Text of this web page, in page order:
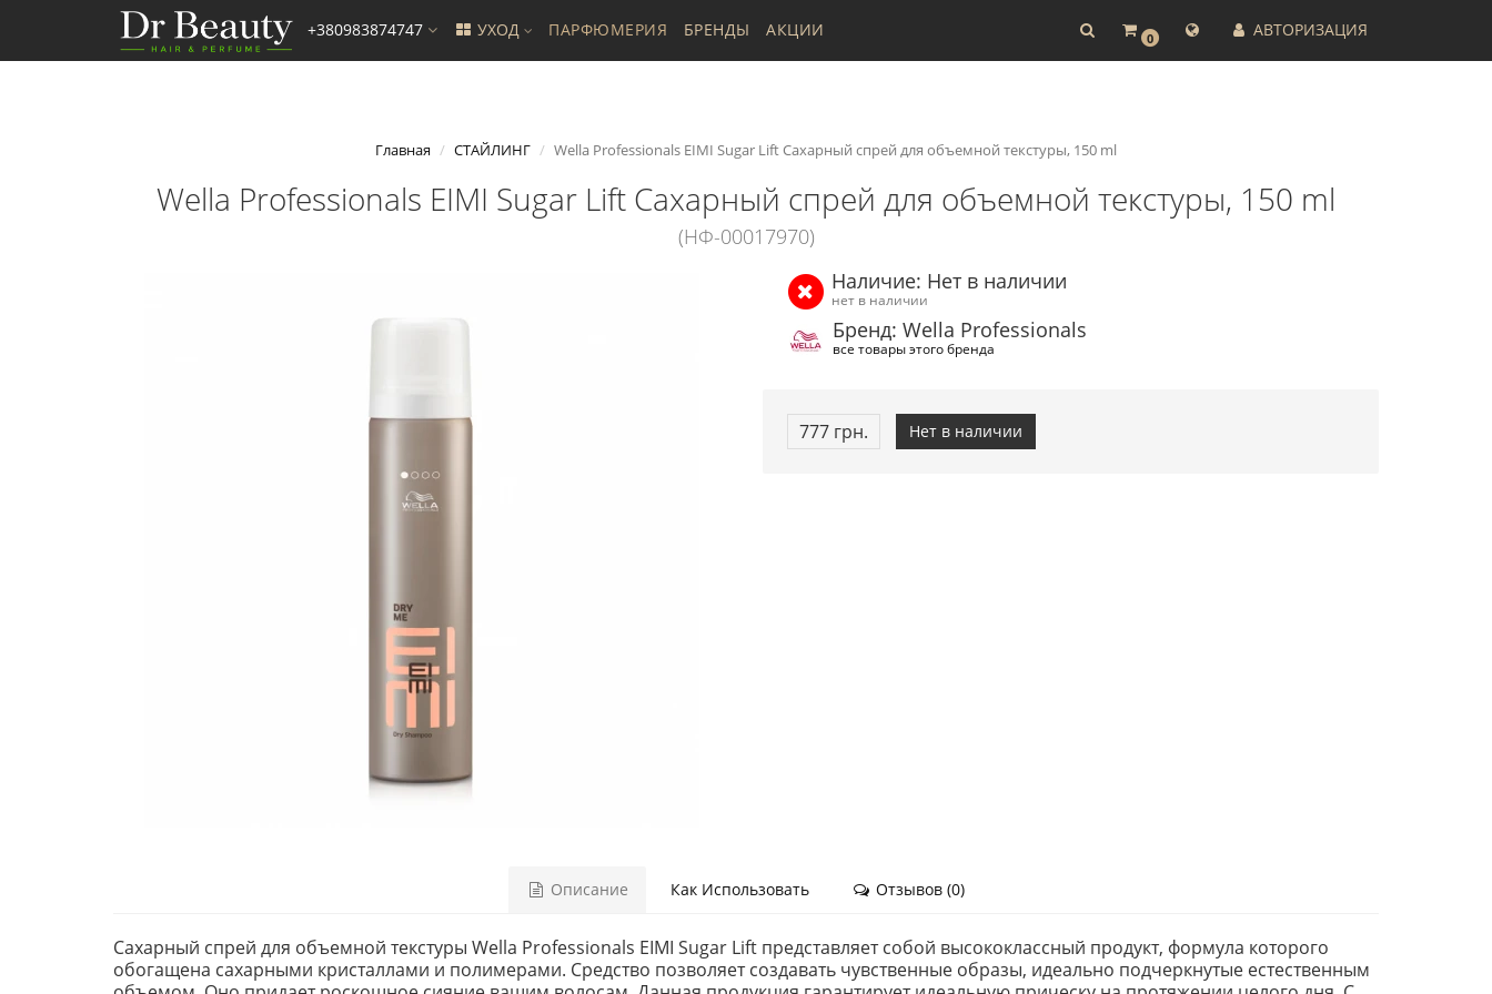
0 АВТОРИЗАЦИЯ
+380983874747 УХОД ПАРФЮМЕРИЯ БРЕНДЫ АКЦИИ
Главная СТАЙЛИНГ Wella Professionals EIMI Sugar Lift Сахарный спрей для объемной текстуры, 150 ml
Wella Professionals EIMI Sugar Lift Сахарный спрей для объемной текстуры, 150 ml
(НФ-00017970)
Наличие: Нет в наличии
нет в наличии
Бренд: Wella Professionals
все товары этого бренда
777 грн. Нет в наличии
Описание Как Использовать Отзывов (0)
Сахарный спрей для объемной текстуры Wella Professionals EIMI Sugar Lift представляет собой высококлассный продукт, формула которого
обогащена сахарными кристаллами и полимерами. Средство позволяет создавать чувственные образы, идеально подчеркнутые естественным